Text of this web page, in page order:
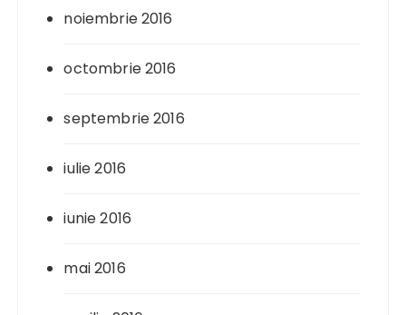
noiembrie 2016
octombrie 2016
septembrie 2016
iulie 2016
iunie 2016
mai 2016